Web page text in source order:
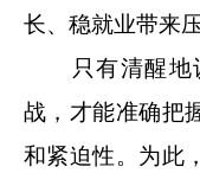
长、稳就业带来压
只有清醒地
战，才能准确把
和紧迫性。为此